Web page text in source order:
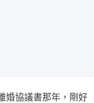
婚協議書那年，剛好